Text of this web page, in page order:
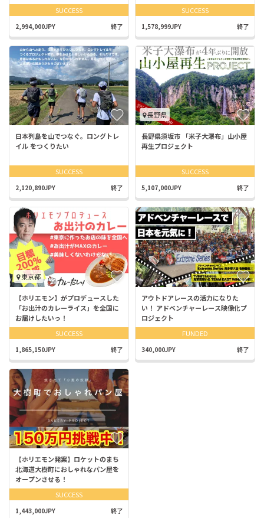
SUCCESS
2,994,000JPY 終了
SUCCESS
1,578,999JPY 終了
日本列島を山でつなぐ。ロングトレ
イル をつくりたい
SUCCESS
2,120,890JPY 終了
長野県
長野県須坂市 「米子大瀑布」山小屋
再生プロジェクト
SUCCESS
5,107,000JPY 終了
東京都
【ホリエモン】がプロデュースした
「お出汁のカレーライス」を全国に
お届けしたいっ！
SUCCESS
1,865,150JPY 終了
アウトドアレースの活力になりた
い！ アドベンチャーレース映像化プ
ロジェクト
FUNDED
340,000JPY 終了
【ホリエモン発案】ロケットのまち
北海道大樹町におしゃれなパン屋を
オープンさせる！
SUCCESS
1,443,000JPY 終了